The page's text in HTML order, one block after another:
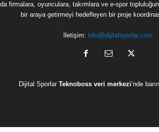
firmalara, oyunculara, takımlara ve e-spor
bir araya getirmeyi hedefleyen bir proje
İletişim: info@dijitalsporlar.com
Dijital Sporlar Teknoboss veri merkezi‘nde